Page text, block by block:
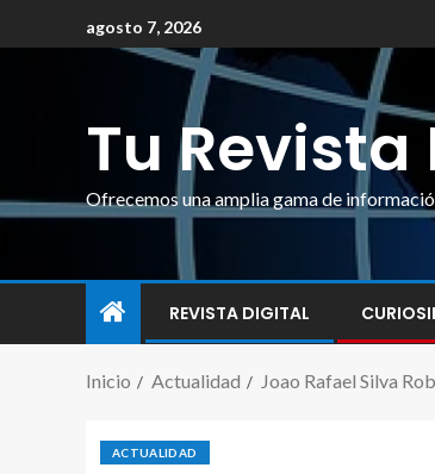
agosto 7, 2026
Tu
Ofrecemos una amplia gama de
REVISTA DIGITAL
Inicio Actualidad Joao Rafael Silva
ACTUALIDAD